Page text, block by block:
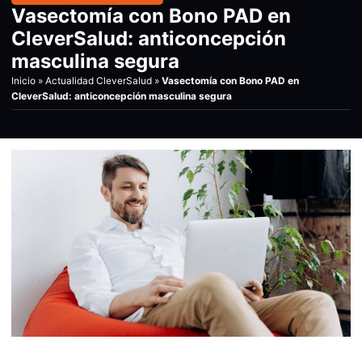
Vasectomía con Bono PAD en
CleverSalud: anticoncepción
masculina segura
Inicio » Actualidad CleverSalud » Vasectomía con Bono PAD en
CleverSalud: anticoncepción masculina segura